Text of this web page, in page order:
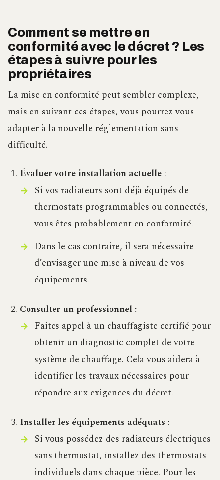
Comment se mettre en
conformité avec le décret ? Les
étapes à suivre pour les
propriétaires
La mise en conformité peut sembler complexe,
mais en suivant ces étapes, vous pourrez vous
adapter à la nouvelle réglementation sans
difficulté.
Évaluer votre installation actuelle :
Si vos radiateurs sont déjà équipés de
thermostats programmables ou connectés,
vous êtes probablement en conformité.
Dans le cas contraire, il sera nécessaire
d’envisager une mise à niveau de vos
équipements.
Consulter un professionnel :
Faites appel à un chauffagiste certifié pour
obtenir un diagnostic complet de votre
système de chauffage. Cela vous aidera à
identifier les travaux nécessaires pour
répondre aux exigences du décret.
Installer les équipements adéquats :
Si vous possédez des radiateurs électriques
sans thermostat, installez des thermostats
individuels dans chaque pièce. Pour les